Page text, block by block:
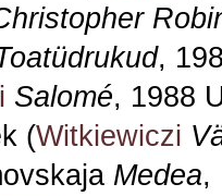
,
Salomé, 1988
(Witkiewiczi
Medea,